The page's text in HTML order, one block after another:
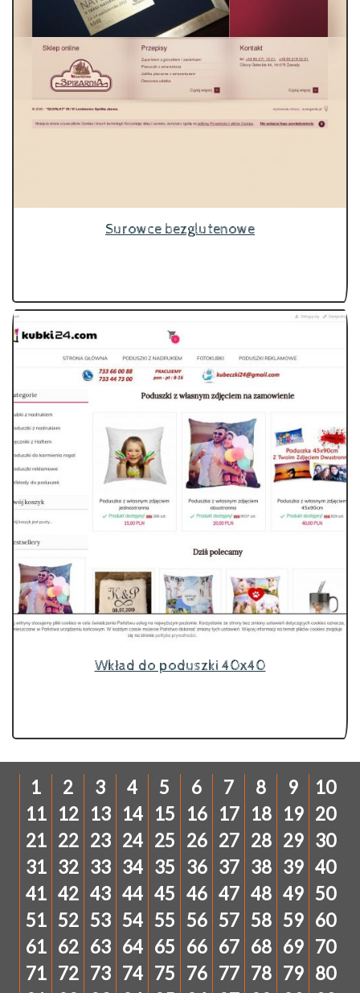
Surowce bezglutenowe
Wkład do poduszki 40x40
1 2 3 4 5 6 7 8 9
10
11
12 13 14 15 16 17 18 19 20
21 22 23 24 25 26 27 28 29 30
31 32 33 34 35 36 37 38 39 40
41 42 43 44 45 46 47 48 49 50
51 52 53 54 55 56 57 58 59 60
61 62 63 64 65 66 67 68 69 70
71 72 73 74 75 76 77 78 79 80